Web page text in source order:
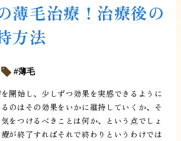
薄毛治療！治療後の
方法
薄毛
開始し、少しずつ効果を実感できるように
のはその効果をいかに維持していくか、そ
をつけるべきことは何か、という点でしょ
が終了すればそれで終わりというわけでは